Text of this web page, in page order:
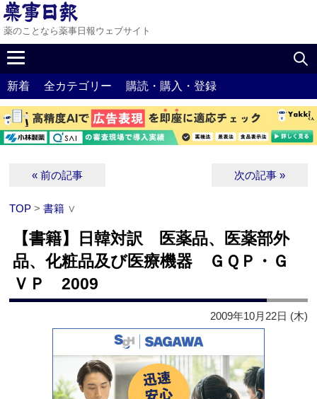
薬のことなら薬事日報ウェブサイト
新着 全カテゴリー 購読・購入・登録
« 前の記事 次の記事 »
TOP >書籍 ∨
【書籍】日韓対訳 医薬品、医薬部外
品、化粧品及び医療機器 ＧＱＰ・Ｇ
ＶＰ 2009
2009年10月22日 (木)